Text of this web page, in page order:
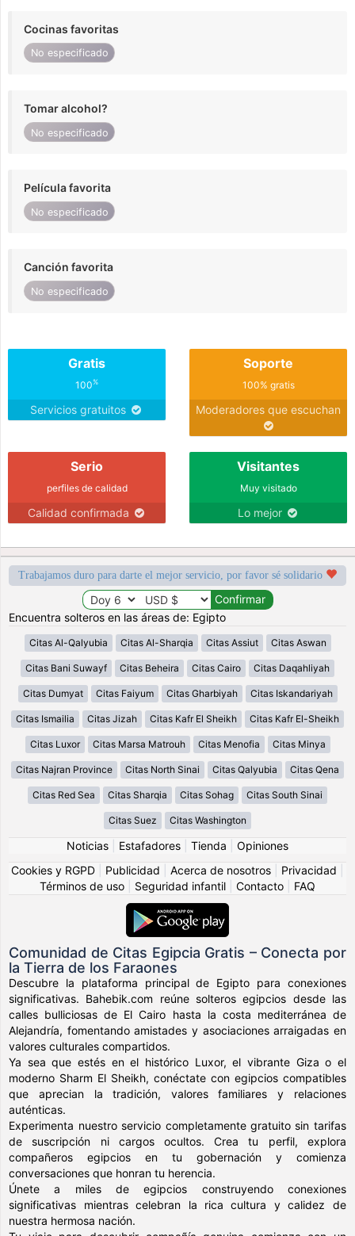
Cocinas favoritas
No especificado
Tomar alcohol?
No especificado
Película favorita
No especificado
Canción favorita
No especificado
Gratis
100%
Servicios gratuitos
Soporte
100% gratis
Moderadores que escuchan
Serio
perfiles de calidad
Calidad confirmada
Visitantes
Muy visitado
Lo mejor
Trabajamos duro para darte el mejor servicio, por favor sé solidario
Encuentra solteros en las áreas de: Egipto
Citas Al-Qalyubia Citas Al-Sharqia Citas Assiut Citas Aswan
Citas Bani Suwayf Citas Beheira Citas Cairo Citas Daqahliyah
Citas Dumyat Citas Faiyum Citas Gharbiyah Citas Iskandariyah
Citas Ismailia Citas Jizah Citas Kafr El Sheikh Citas Kafr El-Sheikh
Citas Luxor Citas Marsa Matrouh Citas Menofia Citas Minya
Citas Najran Province Citas North Sinai Citas Qalyubia Citas Qena
Citas Red Sea Citas Sharqia Citas Sohag Citas South Sinai
Citas Suez Citas Washington
Noticias Estafadores Tienda
Opiniones
Cookies y RGPD
Publicidad Acerca de nosotros Privacidad
Términos de uso
Seguridad infantil Contacto FAQ
Comunidad de Citas Egipcia Gratis – Conecta por
la Tierra de los Faraones
Descubre la plataforma principal de Egipto para conexiones
significativas. Bahebik.com reúne solteros egipcios desde las
calles bulliciosas de El Cairo hasta la costa mediterránea de
Alejandría, fomentando amistades y asociaciones arraigadas en
valores culturales compartidos.
Ya sea que estés en el histórico Luxor, el vibrante Giza o el
moderno Sharm El Sheikh, conéctate con egipcios compatibles
que aprecian la tradición, valores familiares y relaciones
auténticas.
Experimenta nuestro servicio completamente gratuito sin tarifas
de suscripción ni cargos ocultos. Crea tu perfil, explora
compañeros egipcios en tu gobernación y comienza
conversaciones que honran tu herencia.
Únete a miles de egipcios construyendo conexiones
significativas mientras celebran la rica cultura y calidez de
nuestra hermosa nación.